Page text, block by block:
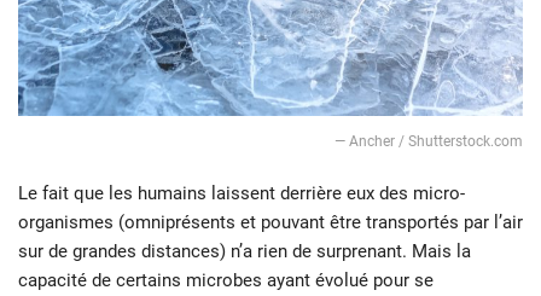
― Ancher / Shutterstock.com
Le fait que les humains laissent derrière eux des micro-
organismes (omniprésents et pouvant être transportés par l’air
sur de grandes distances) n’a rien de surprenant. Mais la
capacité de certains microbes ayant évolué pour se